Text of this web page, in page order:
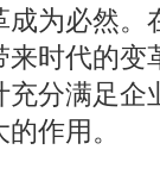
为必然。
时代的变
分满足企
作用。